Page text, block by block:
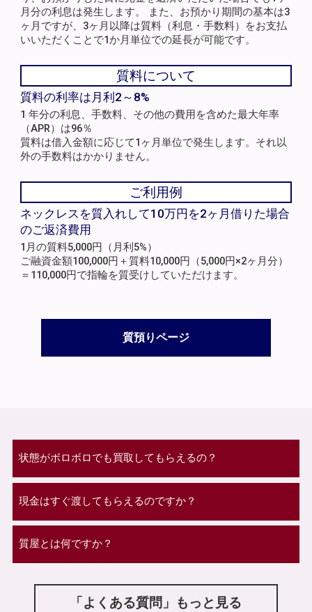
月分の利息は発生します。 また、お預かり期間の基本は3
ヶ月ですが、3ヶ月以降は質料（利息・手数料）をお支払
いいただくことで1か月単位での延長が可能です。
質料について
質料の利率は月利2～8%
1 年分の利息、手数料、その他の費用を含めた最大年率
（APR）は96％
質料は借入金額に応じて1ヶ月単位で発生します。それ以
外の手数料はかかりません。
ご利用例
ネックレスを質入れして10万円を2ヶ月借りた場合
のご返済費用
1月の質料5,000円（月利5%）
ご融資金額100,000円＋質料10,000円（5,000円×2ヶ月分）
＝110,000円で指輪を質受けしていただけます。
質預りページ
状態がボロボロでも買取してもらえるの？
現金はすぐ渡してもらえるのですか？
質屋とは何ですか？
「よくある質問」もっと見る